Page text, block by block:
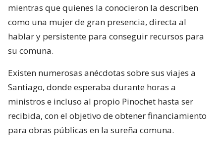
mientras que quienes la conocieron la describen
como una mujer de gran presencia, directa al
hablar y persistente para conseguir recursos para
su comuna.
Existen numerosas anécdotas sobre sus viajes a
Santiago, donde esperaba durante horas a
ministros e incluso al propio Pinochet hasta ser
recibida, con el objetivo de obtener financiamiento
para obras públicas en la sureña comuna.